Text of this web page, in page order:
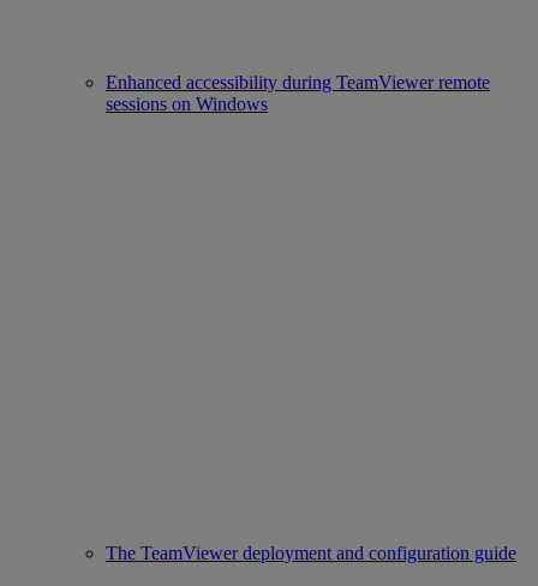
Enhanced accessibility during TeamViewer remote
sessions on Windows
The TeamViewer deployment and configuration guide